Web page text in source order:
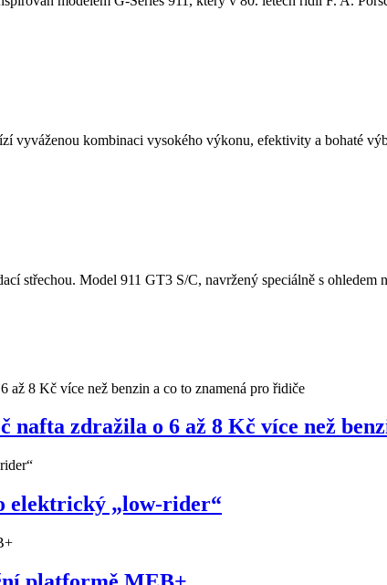
vyváženou kombinaci vysokého výkonu, efektivity a bohaté
střechou. Model 911 GT3 S/C, navržený speciálně s ohledem
nafta zdražila o 6 až 8 Kč více než
elektrický „low-rider“